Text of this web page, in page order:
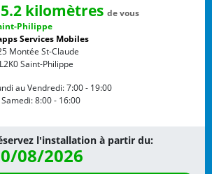
kilomètres de vous
Philippe
Services Mobiles
Montée St-Claude
Saint-Philippe
au Vendredi:7:00 - 19:00
Samedi:8:00 - 16:00
l'installation à partir du:
08/2026